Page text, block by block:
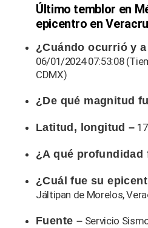
Último temblor en
epicentro en
¿Cuándo ocurrió y
06/01/2024 07:53:08
CDMX)
¿De qué magnitud
Latitud, longitud –
¿A qué profundidad
¿Cuál fue su
Jáltipan de Morelos,
Fuente – Servicio